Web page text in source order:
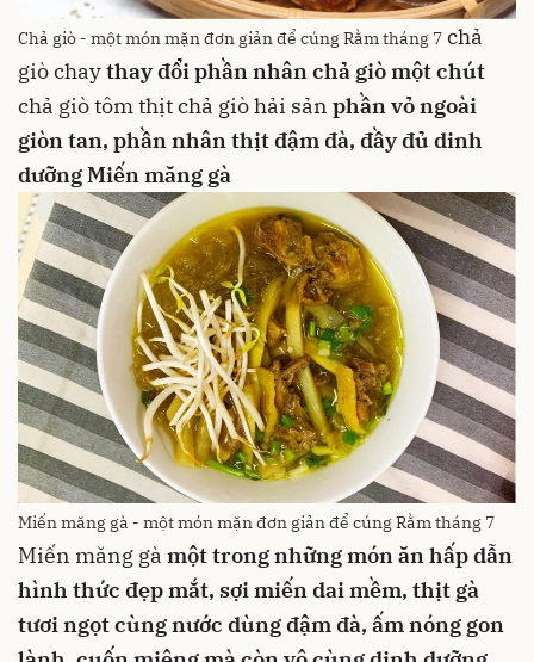
Chả giò - một món mặn đơn giản để cúng Rằm tháng 7 chả
giò chaythay đổi phần nhân chả giòmột chút
chả giò tôm thịtchả giò hải sản phần vỏ ngoài
giòn tan, phần nhân thịt đậm đà, đầy đủ dinh
dưỡngMiến măng gà
Miến măng gà - một món mặn đơn giản để cúng Rằm tháng 7
Miến măng gà một trong những món ăn hấp dẫn
hình thức đẹp mắt, sợi miến dai mềm, thịt gà
tươi ngọt cùng nước dùng đậm đà, ấm nóng gon